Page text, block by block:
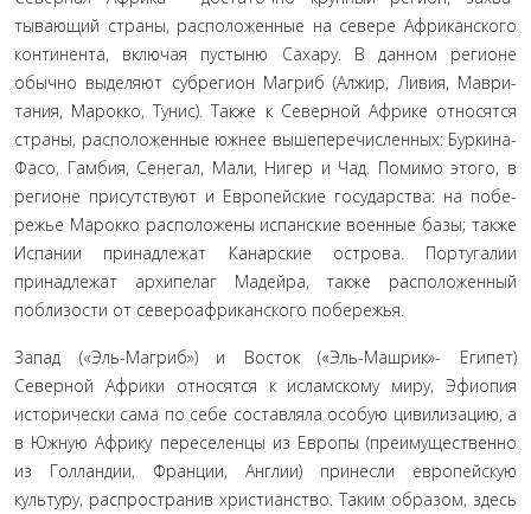
тывающий страны, расположенные на севере Африканско­го
континента, включая пустыню Сахару. В данном регионе
обычно выделяют субрегион Магриб (Алжир, Ливия, Маври­
тания, Марокко, Тунис). Также к Северной Африке относятся
страны, расположенные южнее вышеперечисленных: Бурки­на-
Фасо, Гамбия, Сенегал, Мали, Нигер и Чад. Помимо этого, в
регионе присутствуют и Европейские государства: на побе­
режье Марокко расположены испанские военные базы; так­же
Испании принадлежат Канарские острова. Португалии
принадлежат архипелаг Мадейра, также расположенный
поблизости от североафриканского побережья.
Запад («Эль-Магриб») и Восток («Эль-Машрик»- Египет)
Северной Африки относятся к исламскому миру, Эфиопия
исторически сама по себе составляла особую цивилизацию, а
в Южную Африку переселенцы из Евро­пы (преимущественно
из Голландии, Франции, Англии) принесли европейскую
культуру, распространив христи­анство. Таким образом, здесь